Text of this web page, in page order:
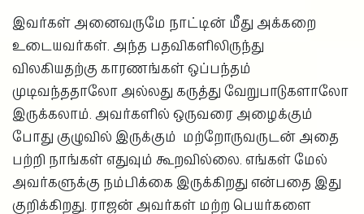
இவர்கள் அனைவருமே நாட்டின் மீது அக்கறை
உடையவர்கள். அந்த பதவிகளிலிருந்து
விலகியதற்கு காரணங்கள் ஒப்பந்தம்
முடிவந்ததாலோ அல்லது கருத்து வேறுபாடுகளாலோ
இருக்கலாம். அவர்களில் ஒருவரை அழைக்கும்
போது குழுவில் இருக்கும் மற்றோருவருடன் அதை
பற்றி நாங்கள் எதுவும் கூறவில்லை. எங்கள் மேல்
அவர்களுக்கு நம்பிக்கை இருக்கிறது என்பதை இது
குறிக்கிறது. ராஜன் அவர்கள் மற்ற பெயர்களை